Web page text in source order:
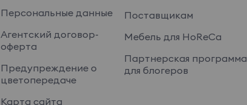
Персональные данные
Агентский договор-
оферта
Предупреждение о
цветопередаче
Карта сайта
Поставщикам
Мебель для HoReCa
Партнерская программа
для блогеров